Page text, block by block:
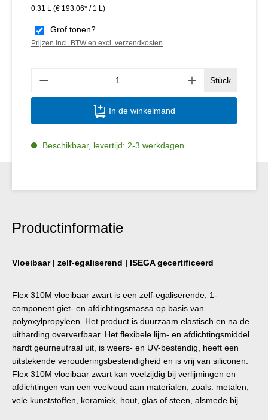
0.31 L (€ 193,06* / 1 L)
Grof tonen?
Prijzen incl. BTW en excl. verzendkosten
Stück
In de winkelmand
Beschikbaar, levertijd: 2-3 werkdagen
Productinformatie
Vloeibaar | zelf-egaliserend | ISEGA gecertificeerd
Flex 310M vloeibaar zwart is een zelf-egaliserende, 1-
component giet- en afdichtingsmassa op basis van
polyoxylpropyleen. Het product is duurzaam elastisch en na de
uitharding oververfbaar. Het flexibele lijm- en afdichtingsmiddel
hardt geurneutraal uit, is weers- en UV-bestendig, heeft een
uitstekende verouderingsbestendigheid en is vrij van siliconen.
Flex 310M vloeibaar zwart kan veelzijdig bij verlijmingen en
afdichtingen van een veelvoud aan materialen, zoals: metalen,
vele kunststoffen, keramiek, hout, glas of steen, alsmede bij